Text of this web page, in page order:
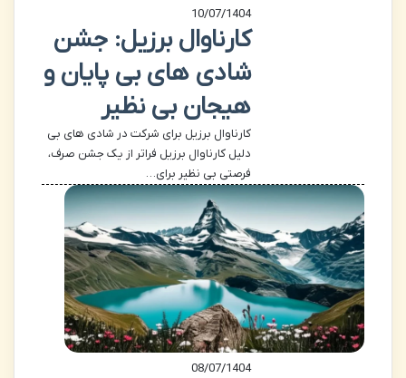
10/07/1404
کارناوال برزیل: جشن
شادی های بی پایان و
هیجان بی نظیر
کارناوال برزیل برای شرکت در شادی های بی
دلیل کارناوال برزیل فراتر از یک جشن صرف،
فرصتی بی نظیر برای…
08/07/1404